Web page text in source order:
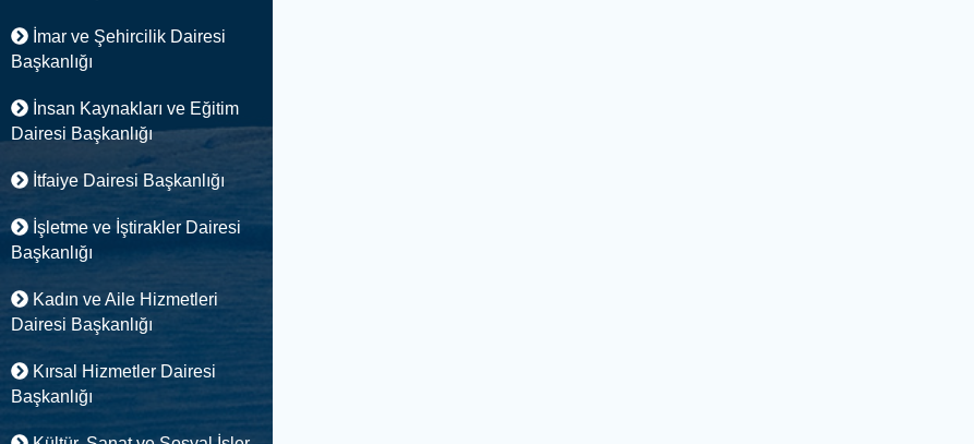
İmar ve Şehircilik Dairesi
Başkanlığı
İnsan Kaynakları ve Eğitim
Dairesi Başkanlığı
İtfaiye Dairesi Başkanlığı
İşletme ve İştirakler Dairesi
Başkanlığı
Kadın ve Aile Hizmetleri
Dairesi Başkanlığı
Kırsal Hizmetler Dairesi
Başkanlığı